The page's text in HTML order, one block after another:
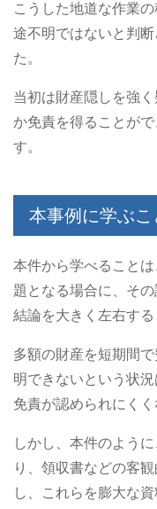
こうした地道な作業
途不明ではないと判
た。
当初は財産隠しを強
か免責を得ることが
す。
本事例に学ぶこ
本件から学べること
題となる場合に、そ
結論を大きく左右する
多額の財産を短期間
明できないという状
免責が認められにくく
しかし、本件のよう
り、領収書などの客
し、これらを膨大な